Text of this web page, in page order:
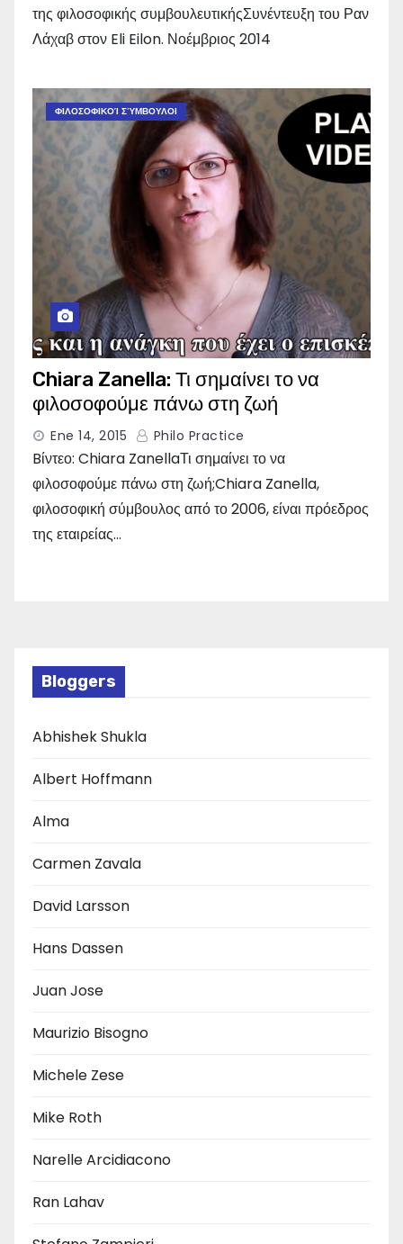
της φιλοσοφικής συμβουλευτικήςΣυνέντευξη του Ραν
Λάχαβ στον Eli Eilon. Νοέμβριος 2014
ΦΙΛΟΣΟΦΙΚΟΊ ΣΎΜΒΟΥΛΟΙ
Chiara Zanella: Τι σημαίνει το να
φιλοσοφούμε πάνω στη ζωή
Ene 14, 2015 Philo Practice
Bίντεο: Chiara ZanellaΤι σημαίνει το να
φιλοσοφούμε πάνω στη ζωή;Chiara Zanella,
φιλοσοφική σύμβουλος από το 2006, είναι πρόεδρος
της εταιρείας…
Bloggers
Abhishek Shukla
Albert Hoffmann
Alma
Carmen Zavala
David Larsson
Hans Dassen
Juan Jose
Maurizio Bisogno
Michele Zese
Mike Roth
Narelle Arcidiacono
Ran Lahav